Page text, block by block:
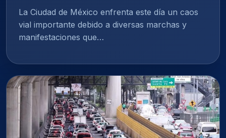
La Ciudad de México enfrenta este día un caos
vial importante debido a diversas marchas y
manifestaciones que…